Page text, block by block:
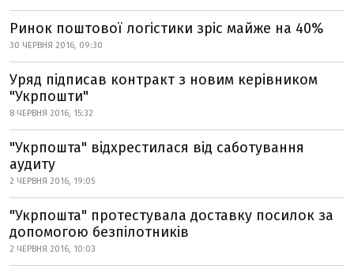
Ринок поштової логістики зріс майже на 40%
30 ЧЕРВНЯ 2016, 09:30
Уряд підписав контракт з новим керівником
"Укрпошти"
8 ЧЕРВНЯ 2016, 15:32
"Укрпошта" відхрестилася від саботування
аудиту
2 ЧЕРВНЯ 2016, 19:05
"Укрпошта" протестувала доставку посилок за
допомогою безпілотників
2 ЧЕРВНЯ 2016, 10:03